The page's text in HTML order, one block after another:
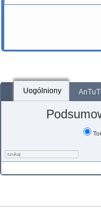
Uogólniony